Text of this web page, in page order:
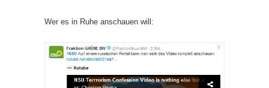
Wer es in Ruhe anschauen will: